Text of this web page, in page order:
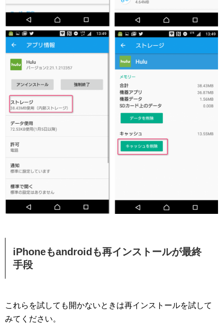
iPhoneもandroidも再インストールが最終
手段
これらを試しても開かないときは再インストールを試して
みてください。